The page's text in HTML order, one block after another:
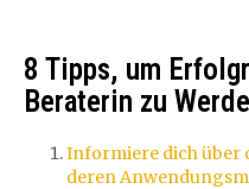
8 Tipps, um
Beraterin zu
Informiere dich über
deren